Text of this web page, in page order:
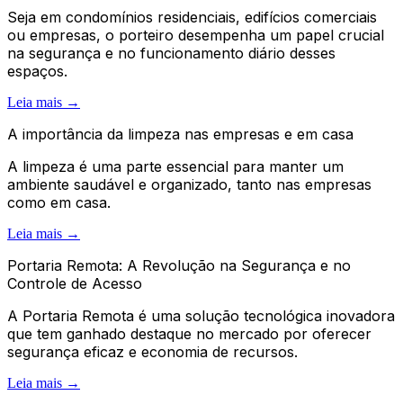
Seja em condomínios residenciais, edifícios comerciais
ou empresas, o porteiro desempenha um papel crucial
na segurança e no funcionamento diário desses
espaços.
Leia mais →
A importância da limpeza nas empresas e em casa
A limpeza é uma parte essencial para manter um
ambiente saudável e organizado, tanto nas empresas
como em casa.
Leia mais →
Portaria Remota: A Revolução na Segurança e no
Controle de Acesso
A Portaria Remota é uma solução tecnológica inovadora
que tem ganhado destaque no mercado por oferecer
segurança eficaz e economia de recursos.
Leia mais →